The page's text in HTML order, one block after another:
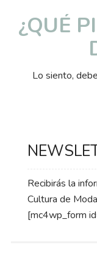
¿QUÉ
Lo siento,
Recibirás la
Cultura de
[mc4wp_form